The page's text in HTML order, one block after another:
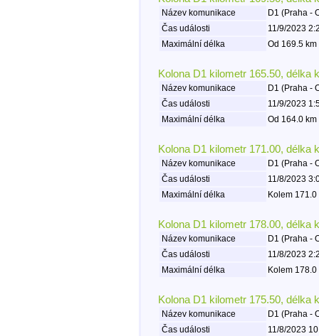
Název komunikace
D1 (Praha -
Čas události
11/9/2023
Maximální délka
Od 169.5
Kolona D1 kilometr 165.50, délka
Název komunikace
D1 (Praha -
Čas události
11/9/2023
Maximální délka
Od 164.0
Kolona D1 kilometr 171.00, délka
Název komunikace
D1 (Praha -
Čas události
11/8/2023
Maximální délka
Kolem
Kolona D1 kilometr 178.00, délka
Název komunikace
D1 (Praha -
Čas události
11/8/2023
Maximální délka
Kolem
Kolona D1 kilometr 175.50, délka
Název komunikace
D1 (Praha -
Čas události
11/8/2023